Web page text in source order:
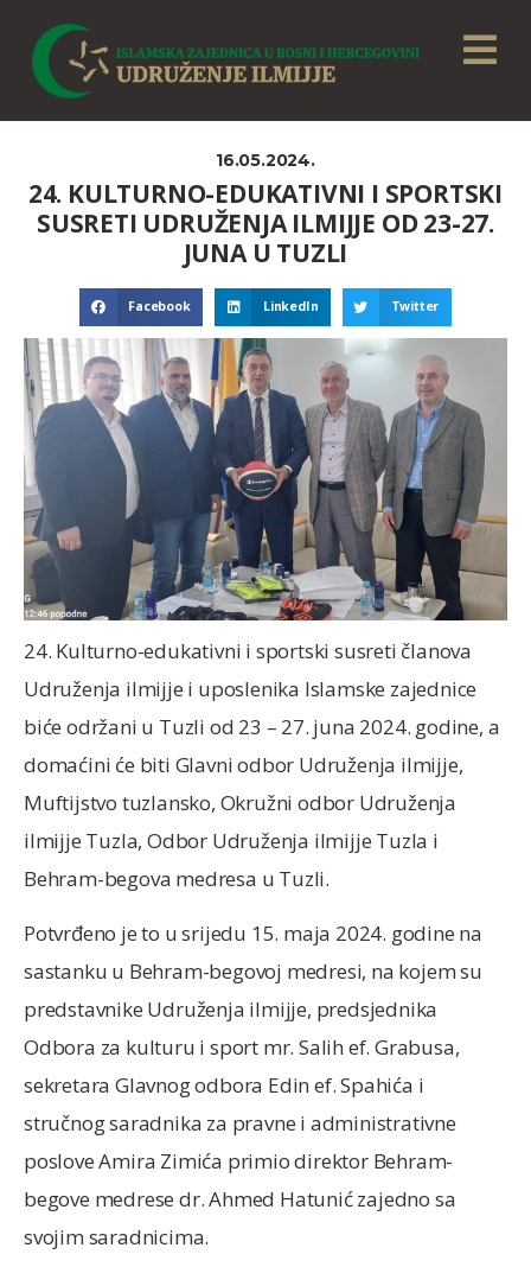
16.05.2024.
24. KULTURNO-EDUKATIVNI I SPORTSKI
SUSRETI UDRUŽENJA ILMIJJE OD 23-27.
JUNA U TUZLI
Facebook LinkedIn Twitter
24. Kulturno-edukativni i sportski susreti članova
Udruženja ilmijje i uposlenika Islamske zajednice
biće održani u Tuzli od 23 – 27. juna 2024. godine, a
domaćini će biti Glavni odbor Udruženja ilmijje,
Muftijstvo tuzlansko, Okružni odbor Udruženja
ilmijje Tuzla, Odbor Udruženja ilmijje Tuzla i
Behram-begova medresa u Tuzli.
Potvrđeno je to u srijedu 15. maja 2024. godine na
sastanku u Behram-begovoj medresi, na kojem su
predstavnike Udruženja ilmijje, predsjednika
Odbora za kulturu i sport mr. Salih ef. Grabusa,
sekretara Glavnog odbora Edin ef. Spahića i
stručnog saradnika za pravne i administrativne
poslove Amira Zimića primio direktor Behram-
begove medrese dr. Ahmed Hatunić zajedno sa
svojim saradnicima.